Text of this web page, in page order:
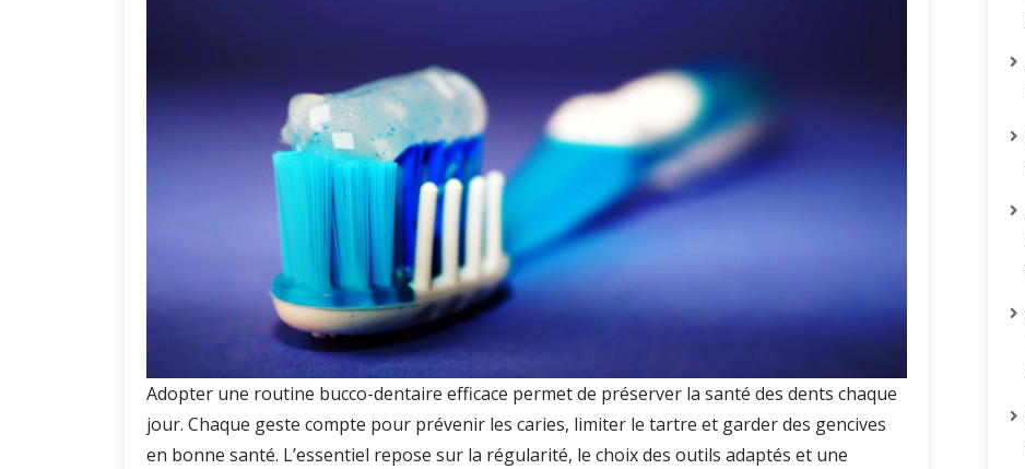
Adopter une routine bucco-dentaire efficace permet de préserver la santé des dents chaque
jour. Chaque geste compte pour prévenir les caries, limiter le tartre et garder des gencives
en bonne santé. L’essentiel repose sur la régularité, le choix des outils adaptés et une